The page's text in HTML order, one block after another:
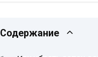
Содержание